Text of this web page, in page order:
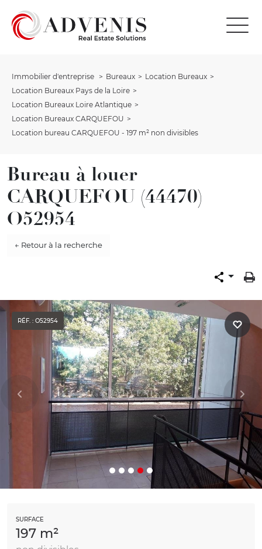
Immobilier d'entreprise Bureaux
Location Bureaux
Location Bureaux Pays de la Loire
Location Bureaux Loire Atlantique
Location Bureaux CARQUEFOU
Location bureau CARQUEFOU - 197 m² non divisibles
Bureau à louer
CARQUEFOU (44470)
O52954
← Retour à la recherche
RÉF. : O52954
SURFACE
197 m²